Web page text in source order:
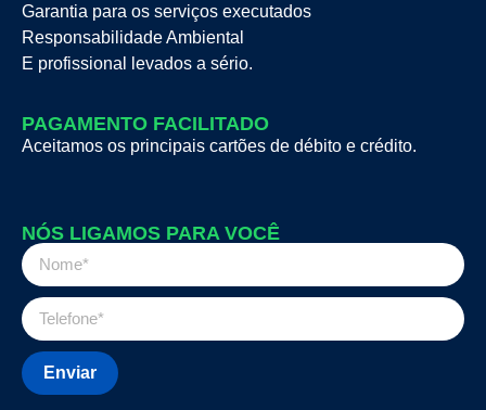
Garantia para os serviços executados
Responsabilidade Ambiental
E profissional levados a sério.
PAGAMENTO FACILITADO
Aceitamos os principais cartões de débito e crédito.
NÓS LIGAMOS PARA VOCÊ
Enviar